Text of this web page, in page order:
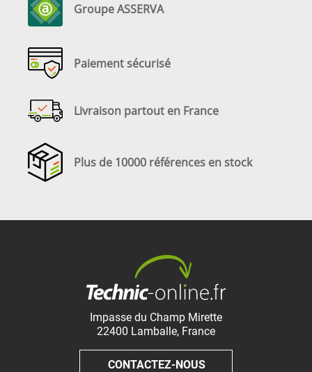
Groupe ASSERVA
Paiement sécurisé
Livraison partout en France
Plus de 10000 références en stock
Impasse du Champ Mirette
22400 Lamballe, France
CONTACTEZ-NOUS